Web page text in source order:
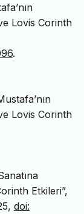
Lovis Corinth
.
Lovis Corinth
Etkileri”,
doi: